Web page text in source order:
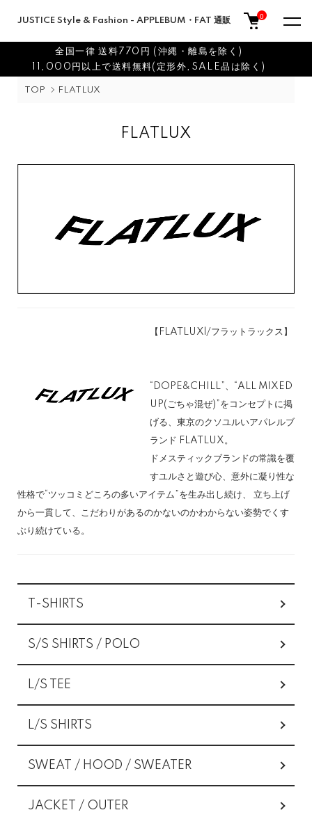
JUSTICE Style & Fashion - APPLEBUM・FAT 通販 0
全国一律 送料770円 (沖縄・離島を除く)
11,000円以上で送料無料(定形外,SALE品は除く)
TOP FLATLUX
FLATLUX
【FLATLUXl/フラットラックス】
“DOPE&CHILL”、“ALL MIXED
UP(ごちゃ混ぜ)”をコンセプトに掲
げる、東京のクソユルいアパレルブ
ランド FLATLUX。
ドメスティックブランドの常識を覆
すユルさと遊び心、意外に凝り性な
性格で“ツッコミどころの多いアイテム”を生み出し続け、 立ち上げ
から一貫して、こだわりがあるのかないのかわからない姿勢でくす
ぶり続けている。
カテゴリー一覧
T-SHIRTS
S/S SHIRTS / POLO
L/S TEE
L/S SHIRTS
SWEAT / HOOD / SWEATER
JACKET / OUTER